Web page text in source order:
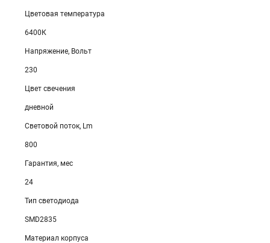
Цветовая температура
6400К
Напряжение, Вольт
230
Цвет свечения
дневной
Световой поток, Lm
800
Гарантия, мес
24
Тип светодиода
SMD2835
Материал корпуса